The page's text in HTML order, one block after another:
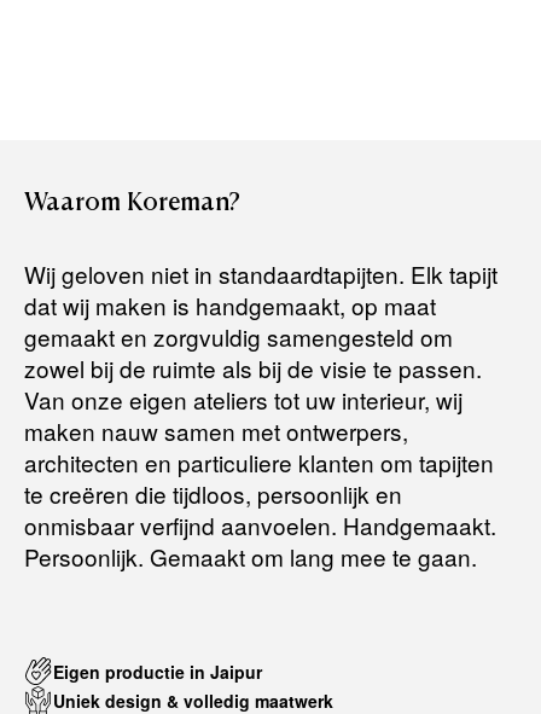
aankoopbedrag zo snel mogelijk terug, maar uiterlijkbinnen 14
dagen na herroeping .
Voor meer informatie kunt u terecht op:
Terugbetalingsbeleid
Waarom Koreman?
Wij geloven niet in standaardtapijten. Elk tapijt
dat wij maken is handgemaakt, op maat
gemaakt en zorgvuldig samengesteld om
zowel bij de ruimte als bij de visie te passen.
Van onze eigen ateliers tot uw interieur, wij
maken nauw samen met ontwerpers,
architecten en particuliere klanten om tapijten
te creëren die tijdloos, persoonlijk en
onmisbaar verfijnd aanvoelen. Handgemaakt.
Persoonlijk. Gemaakt om lang mee te gaan.
Eigen productie in Jaipur
Uniek design & volledig maatwerk